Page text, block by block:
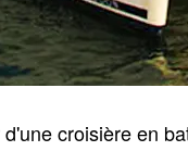
croisière en